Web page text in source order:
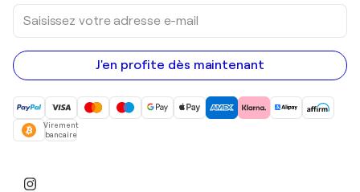
Saisissez
votre
adresse
e-
mail
J'en profite dès maintenant
Virement
bancaire